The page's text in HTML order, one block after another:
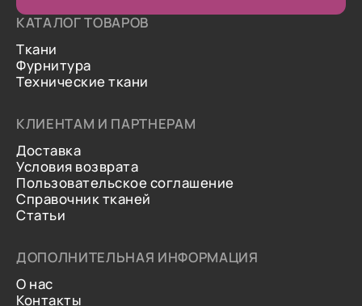
КАТАЛОГ ТОВАРОВ
Ткани
Фурнитура
Технические ткани
КЛИЕНТАМ И ПАРТНЕРАМ
Доставка
Условия возврата
Пользовательское соглашение
Справочник тканей
Статьи
ДОПОЛНИТЕЛЬНАЯ ИНФОРМАЦИЯ
О нас
Контакты